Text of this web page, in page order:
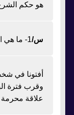
هو حكم
س/1- ما هي الجنابة؟
أفتونا في
وقرب فترة
علاقة محرمة